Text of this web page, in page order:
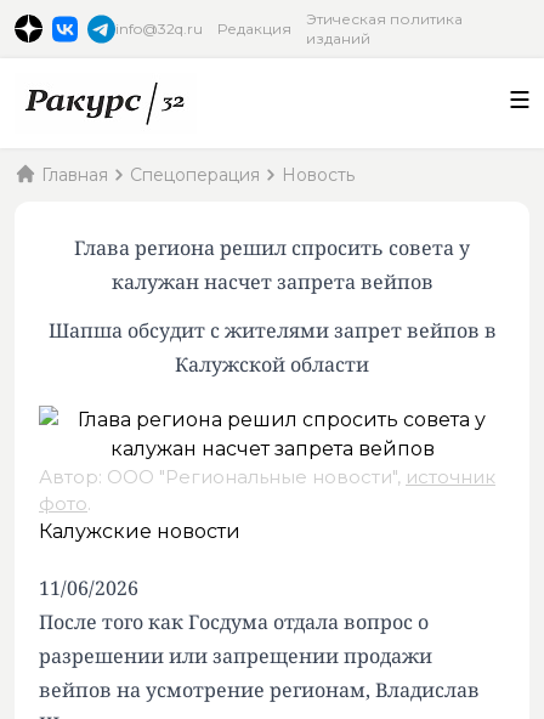
info@32q.ru Редакция
Этическая политика
изданий
Главная Спецоперация Новость
Глава региона решил спросить совета у
калужан насчет запрета вейпов
Шапша обсудит с жителями запрет вейпов в
Калужской области
Автор: ООО "Региональные новости", источник
фото.
Калужские новости
11/06/2026
После того как Госдума отдала вопрос о
разрешении или запрещении продажи
вейпов на усмотрение регионам, Владислав